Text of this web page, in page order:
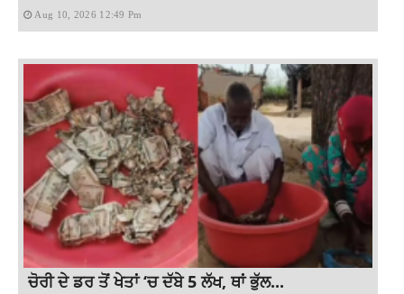
Aug 10, 2026 12:49 Pm
ਚੋਰੀ ਦੇ ਡਰ ਤੋਂ ਖੇਤਾਂ ‘ਚ ਦੱਬੇ 5 ਲੱਖ, ਥਾਂ ਭੁੱਲ...